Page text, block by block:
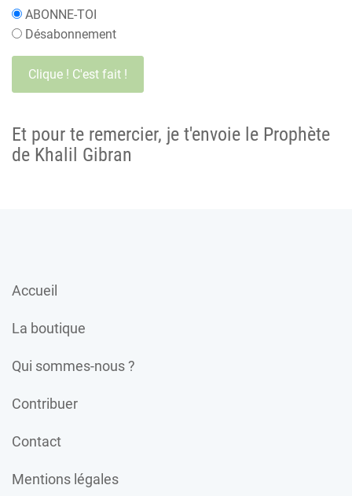
ABONNE-TOI
Désabonnement
Et pour te remercier, je t'envoie le Prophète
de Khalil Gibran
Accueil
La boutique
Qui sommes-nous ?
Contribuer
Contact
Mentions légales